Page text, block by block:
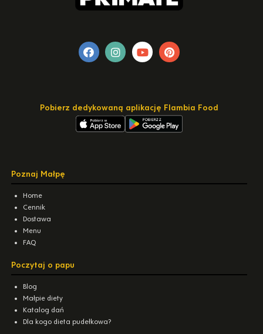
Pobierz dedykowaną aplikację Flambia Food
Poznaj Małpę
Home
Cennik
Dostawa
Menu
FAQ
Poczytaj o papu
Blog
Małpie diety
Katalog dań
Dla kogo dieta pudełkowa?